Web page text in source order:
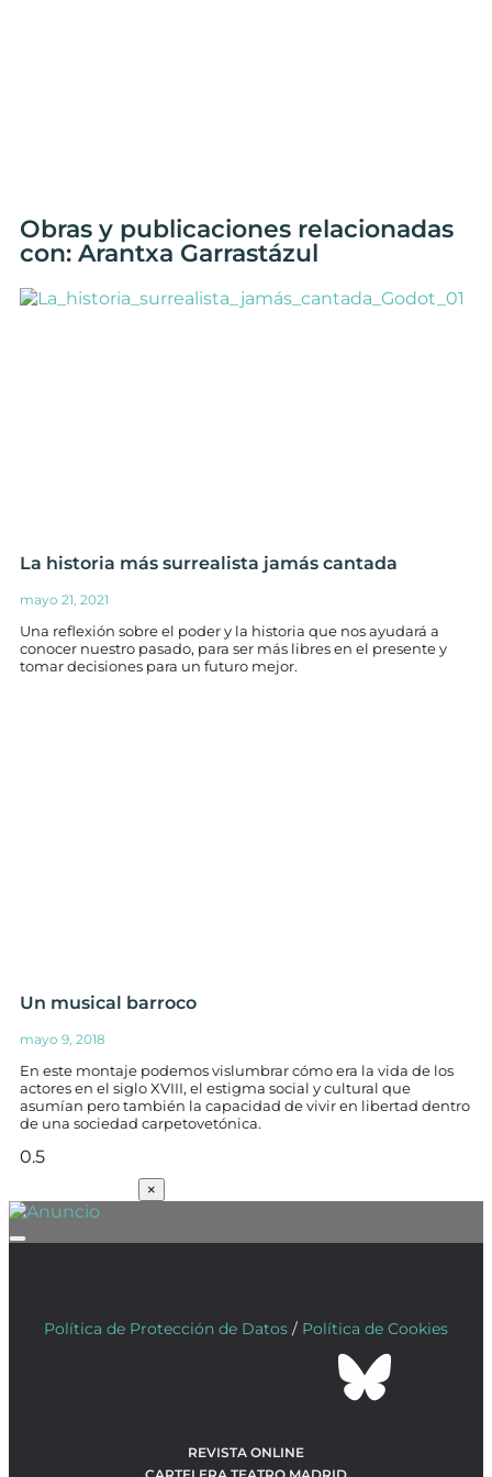
Obras y publicaciones relacionadas
con: Arantxa Garrastázul
La historia más surrealista jamás cantada
mayo 21, 2021
Una reflexión sobre el poder y la historia que nos ayudará a
conocer nuestro pasado, para ser más libres en el presente y
tomar decisiones para un futuro mejor.
Un musical barroco
mayo 9, 2018
En este montaje podemos vislumbrar cómo era la vida de los
actores en el siglo XVIII, el estigma social y cultural que
asumían pero también la capacidad de vivir en libertad dentro
de una sociedad carpetovetónica.
×
Política de Protección de Datos / Política de Cookies
REVISTA ONLINE